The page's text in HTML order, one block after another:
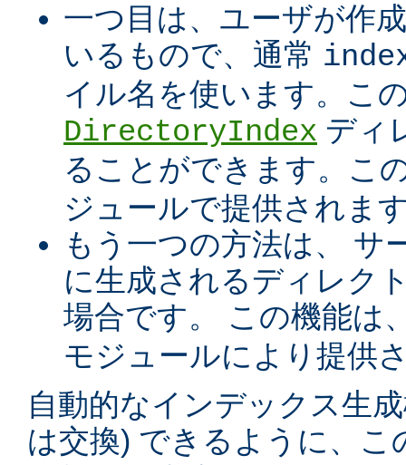
一つ目は、ユーザが作
いるもので、通常
イル名を使います。こ
DirectoryIndex ディ
ることができます。こ
ジュールで提供されま
もう一つの方法は、 サ
に生成されるディレク
場合です。 この機能は
モジュールにより提供
自動的なインデックス生
は交換) できるように、こ